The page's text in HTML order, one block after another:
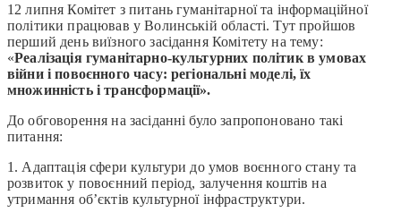
12 липня Комітет з питань гуманітарної та інформаційної
політики працював у Волинській області. Тут пройшов
перший день виїзного засідання Комітету на тему:
«Реалізація гуманітарно-культурних політик в умовах
війни і повоєнного часу: регіональні моделі, їх
множинність і трансформації».
До обговорення на засіданні було запропоновано такі
питання:
1. Адаптація сфери культури до умов воєнного стану та
розвиток у повоєнний період, залучення коштів на
утримання об’єктів культурної інфраструктури.